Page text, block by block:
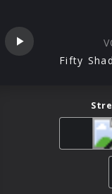
Fifty